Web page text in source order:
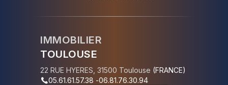
IMMOBILIER
TOULOUSE
22 RUE HYERES 31500 Toulouse (FRANCE)
05.61.61.57.38 -06.81.76.30.94